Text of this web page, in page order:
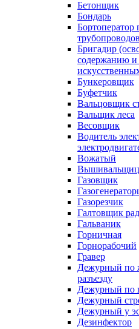
Бетонщик
Бондарь
Бортоператор
трубопроводов
Бригадир
содержанию и
Бункеровщик
Буфетчик
Вальцовщик
Вальщик леса
Весовщик
Водитель
Вожатый
Газовщик
Газорезчик
Галтовщик
Гальваник
Горничная
Горнорабочий
Гравер
Дежурный по
разъезду
Дежурный по
Дежурный
Дежурный у
Дезинфектор